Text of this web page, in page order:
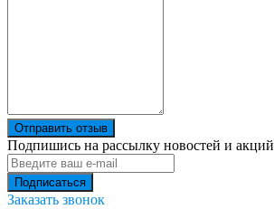
Отправить отзыв
Подпишись на рассылку новостей и акций
Заказать звонок